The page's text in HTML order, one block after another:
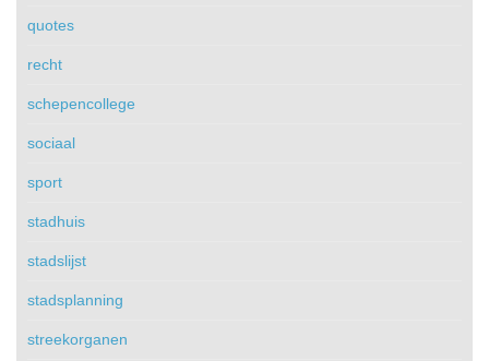
quotes
recht
schepencollege
sociaal
sport
stadhuis
stadslijst
stadsplanning
streekorganen